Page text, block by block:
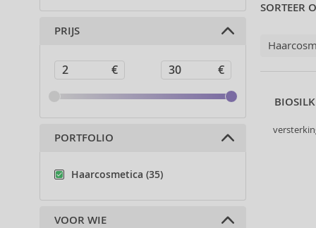
SORTEER
PRIJS
PORTFOLIO
Haarcosmetica (35)
VOOR WIE